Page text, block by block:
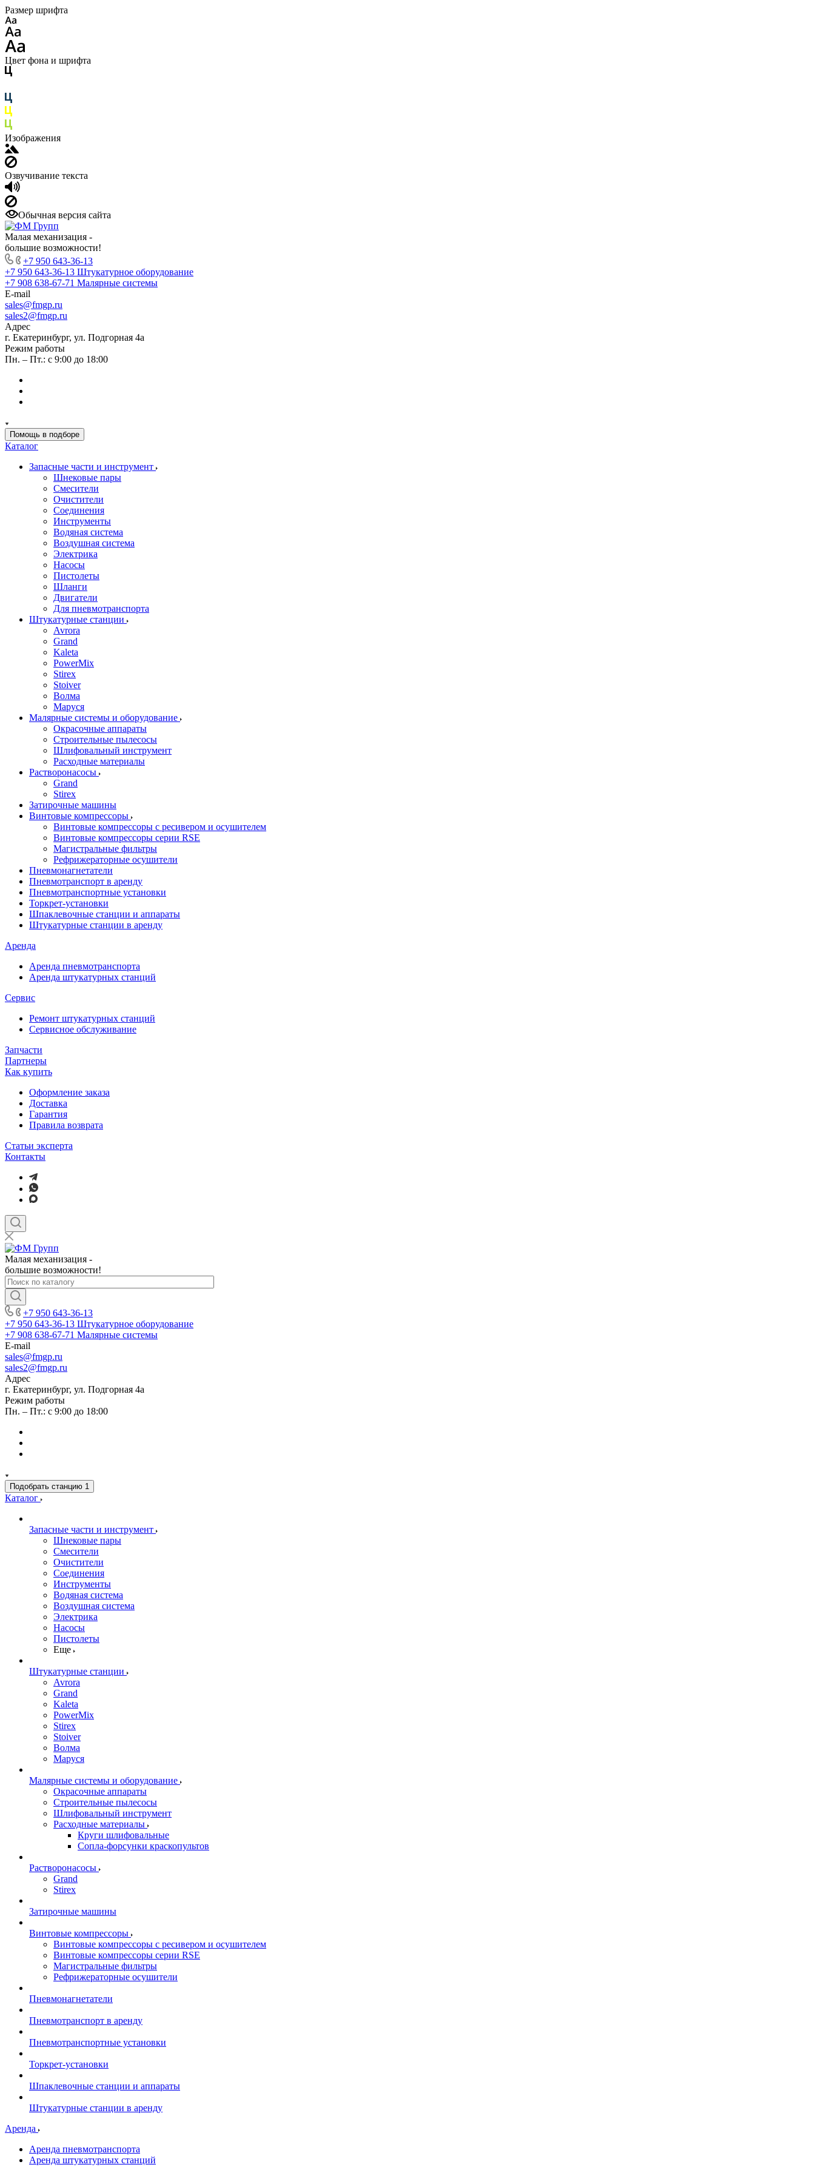
Размер шрифта
Цвет фона и шрифта
Изображения
Озвучивание текста
Обычная версия сайта
Малая механизация -
большие возможности!
+7 950 643-36-13
+7 950 643-36-13 Штукатурное оборудование
+7 908 638-67-71 Малярные системы
E-mail
sales@fmgp.ru
sales2@fmgp.ru
Адрес
г. Екатеринбург, ул. Подгорная 4а
Режим работы
Пн. – Пт.: с 9:00 до 18:00
Помощь в подборе
Каталог
Запасные части и инструмент
Шнековые пары
Смесители
Очистители
Соединения
Инструменты
Водяная система
Воздушная система
Электрика
Насосы
Пистолеты
Шланги
Двигатели
Для пневмотранспорта
Штукатурные станции
Avrora
Grand
Kaleta
PowerMix
Stirex
Stoiver
Волма
Маруся
Малярные системы и оборудование
Окрасочные аппараты
Строительные пылесосы
Шлифовальный инструмент
Расходные материалы
Растворонасосы
Grand
Stirex
Затирочные машины
Винтовые компрессоры
Винтовые компрессоры с ресивером и осушителем
Винтовые компрессоры серии RSE
Магистральные фильтры
Рефрижераторные осушители
Пневмонагнетатели
Пневмотранспорт в аренду
Пневмотранспортные установки
Торкрет-установки
Шпаклевочные станции и аппараты
Штукатурные станции в аренду
Аренда
Аренда пневмотранспорта
Аренда штукатурных станций
Сервис
Ремонт штукатурных станций
Сервисное обслуживание
Запчасти
Партнеры
Как купить
Оформление заказа
Доставка
Гарантия
Правила возврата
Статьи эксперта
Контакты
Малая механизация -
большие возможности!
+7 950 643-36-13
+7 950 643-36-13 Штукатурное оборудование
+7 908 638-67-71 Малярные системы
E-mail
sales@fmgp.ru
sales2@fmgp.ru
Адрес
г. Екатеринбург, ул. Подгорная 4а
Режим работы
Пн. – Пт.: с 9:00 до 18:00
Подобрать станцию 1
Каталог
Запасные части и инструмент
Шнековые пары
Смесители
Очистители
Соединения
Инструменты
Водяная система
Воздушная система
Электрика
Насосы
Пистолеты
Еще
Штукатурные станции
Avrora
Grand
Kaleta
PowerMix
Stirex
Stoiver
Волма
Маруся
Малярные системы и оборудование
Окрасочные аппараты
Строительные пылесосы
Шлифовальный инструмент
Расходные материалы
Круги шлифовальные
Сопла-форсунки краскопультов
Растворонасосы
Grand
Stirex
Затирочные машины
Винтовые компрессоры
Винтовые компрессоры с ресивером и осушителем
Винтовые компрессоры серии RSE
Магистральные фильтры
Рефрижераторные осушители
Пневмонагнетатели
Пневмотранспорт в аренду
Пневмотранспортные установки
Торкрет-установки
Шпаклевочные станции и аппараты
Штукатурные станции в аренду
Аренда
Аренда пневмотранспорта
Аренда штукатурных станций